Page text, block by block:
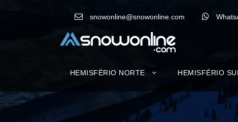
snowonline@snowonline.com
HEMISFÉRIO NORTE HEMISFÉRIO